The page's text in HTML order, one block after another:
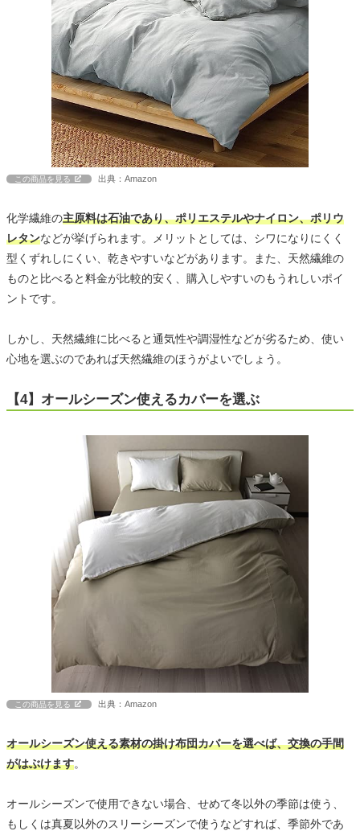
この商品を見る 出典：Amazon
化学繊維の主原料は石油であり、ポリエステルやナイロン、ポリウ
レタンなどが挙げられます。メリットとしては、シワになりにくく
型くずれしにくい、乾きやすいなどがあります。また、天然繊維の
ものと比べると料金が比較的安く、購入しやすいのもうれしいポイ
ントです。
しかし、天然繊維に比べると通気性や調湿性などが劣るため、使い
心地を選ぶのであれば天然繊維のほうがよいでしょう。
【4】オールシーズン使えるカバーを選ぶ
この商品を見る 出典：Amazon
オールシーズン使える素材の掛け布団カバーを選べば、交換の手間
がはぶけます。
オールシーズンで使用できない場合、せめて冬以外の季節は使う、
もしくは真夏以外のスリーシーズンで使うなどすれば、季節外であ